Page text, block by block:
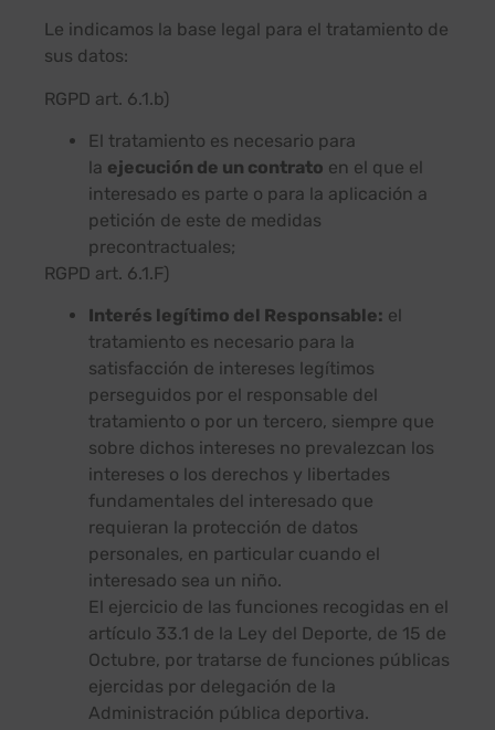
Le indicamos la base legal para el tratamiento de
sus datos:
RGPD art. 6.1.b)
El tratamiento es necesario para
la ejecución de un contrato en el que el
interesado es parte o para la aplicación a
petición de este de medidas
precontractuales;
RGPD art. 6.1.F)
Interés legítimo del Responsable: el
tratamiento es necesario para la
satisfacción de intereses legítimos
perseguidos por el responsable del
tratamiento o por un tercero, siempre que
sobre dichos intereses no prevalezcan los
intereses o los derechos y libertades
fundamentales del interesado que
requieran la protección de datos
personales, en particular cuando el
interesado sea un niño.
El ejercicio de las funciones recogidas en el
artículo 33.1 de la Ley del Deporte, de 15 de
Octubre, por tratarse de funciones públicas
ejercidas por delegación de la
Administración pública deportiva.